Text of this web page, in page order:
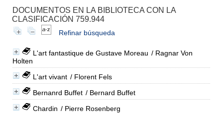
DOCUMENTOS EN LA BIBLIOTECA CON LA
CLASIFICACIÓN 759.944
Refinar búsqueda
L'art fantastique de Gustave Moreau / Ragnar Von
Holten
L'art vivant / Florent Fels
Bernanrd Buffet / Bernard Buffet
Chardin / Pierre Rosenberg